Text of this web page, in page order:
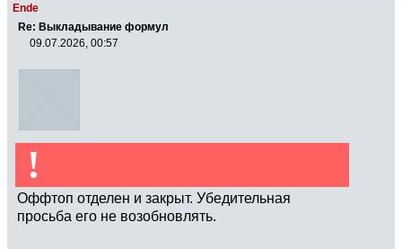
Ende
Re: Выкладывание формул
09.07.2026, 00:57
!
Оффтоп отделен и закрыт. Убедительная
просьба его не возобновлять.